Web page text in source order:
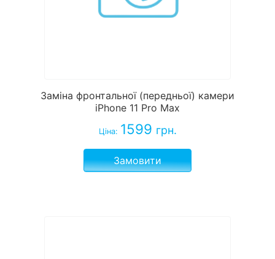
Заміна фронтальної (передньої) камери
iPhone 11 Pro Max
Ціна: 1599 грн.
Замовити